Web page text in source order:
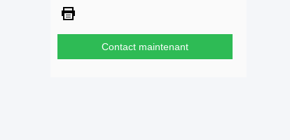
Contact maintenant